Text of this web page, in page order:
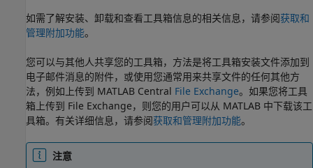
如需了解安装、卸载和查看工具箱信息的相关信息，请参阅获取和
管理附加功能。
您可以与其他人共享您的工具箱，方法是将工具箱安装文件添加到
电子邮件消息的附件，或使用您通常用来共享文件的任何其他方
法，例如上传到 MATLAB Central File Exchange。如果您将工具
箱上传到 File Exchange，则您的用户可以从 MATLAB 中下载该工
具箱。有关详细信息，请参阅获取和管理附加功能。
注意